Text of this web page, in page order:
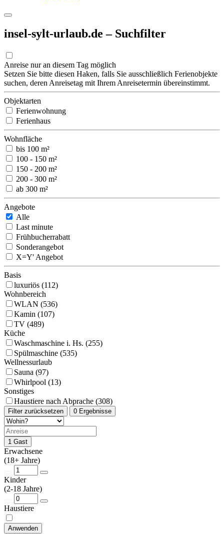
insel-sylt-urlaub.de – Suchfilter
Anreise nur an diesem Tag möglich
Setzen Sie bitte diesen Haken, falls Sie ausschließlich Ferienobjekte
suchen, deren Anreisetag mit Ihrem Anreisetermin übereinstimmt.
Objektarten
Ferienwohnung
Ferienhaus
Wohnfläche
bis 100 m²
100 - 150 m²
150 - 200 m²
200 - 300 m²
ab 300 m²
Angebote
Alle
Last minute
Frühbucherrabatt
Sonderangebot
X=Y' Angebot
Basis
luxuriös (112)
Wohnbereich
WLAN (536)
Kamin (107)
TV (489)
Küche
Waschmaschine i. Hs. (255)
Spülmaschine (535)
Wellnessurlaub
Sauna (97)
Whirlpool (13)
Sonstiges
Haustiere nach Abprache (308)
Filter zurücksetzen 0 Ergebnisse
1 Gast
Erwachsene
(18+ Jahre)
Kinder
(2-18 Jahre)
Haustiere
Anwenden